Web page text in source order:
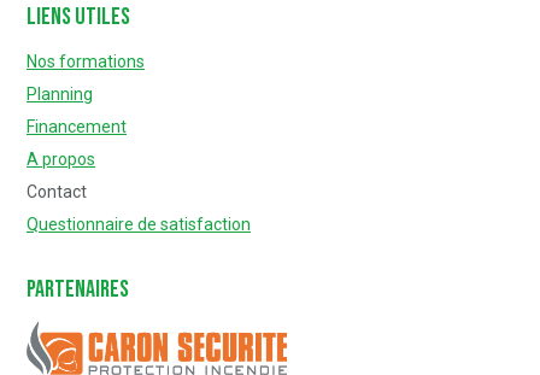
Liens utiles
Nos formations
Planning
Financement
A propos
Contact
Questionnaire de satisfaction
Partenaires
Caron Sécurité